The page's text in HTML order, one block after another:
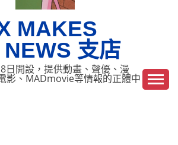
MAKES
支店
日開設，提供動畫、聲優、漫
影、MADmovie等情報的正體中